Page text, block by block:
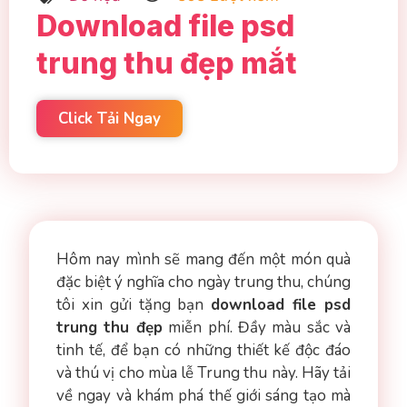
Download file psd
trung thu đẹp mắt
Click Tải Ngay
Hôm nay mình sẽ mang đến một món quà
đặc biệt ý nghĩa cho ngày trung thu, chúng
tôi xin gửi tặng bạn download file psd
trung thu đẹpmiễn phí. Đầy màu sắc và
tinh tế, để bạn có những thiết kế độc đáo
và thú vị cho mùa lễ Trung thu này. Hãy tải
về ngay và khám phá thế giới sáng tạo mà